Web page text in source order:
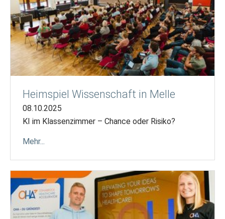
Heimspiel Wissenschaft in Melle
08.10.2025
KI im Klassenzimmer – Chance oder Risiko?
Mehr...